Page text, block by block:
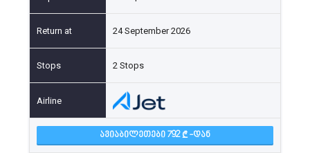
24 September 2026
2 Stops
ᲐᲕᲘᲐᲑᲘᲚᲔᲗᲔᲑᲘ 792 -ᲓᲐᲜ